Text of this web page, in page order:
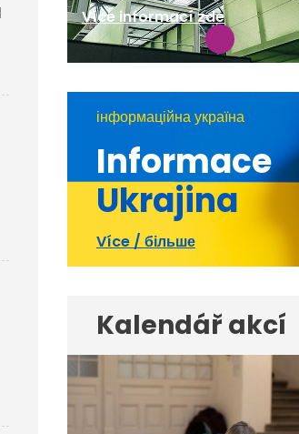
Více informací zde
інформаційна україна
Informace
Ukrajina
Více / більше
Kalendář akcí